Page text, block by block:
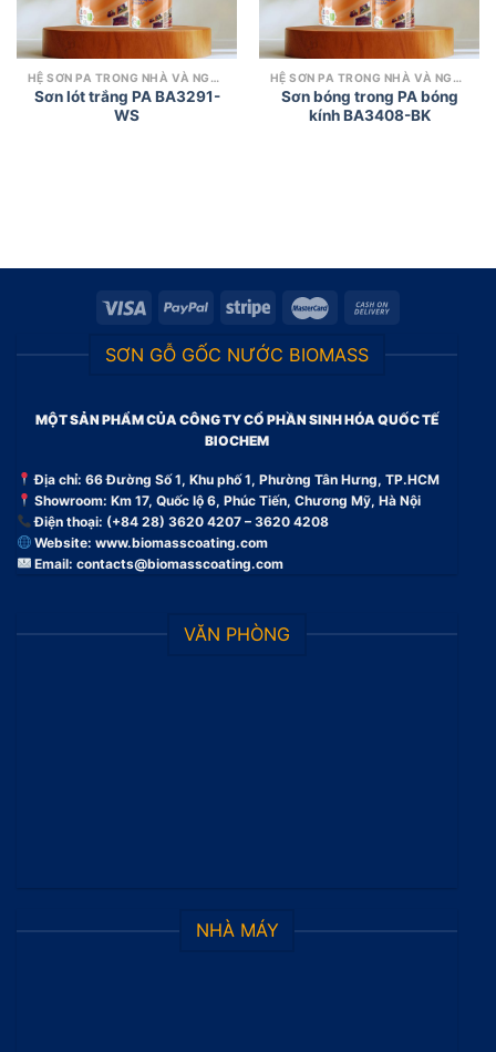
HỆ SƠN PA TRONG NHÀ VÀ NGOÀI TRỜI
Sơn lót trắng PA BA3291-
WS
HỆ SƠN PA TRONG NHÀ VÀ NGOÀI TRỜI
Sơn bóng trong PA bóng
kính BA3408-BK
SƠN GỖ GỐC NƯỚC BIOMASS
MỘT SẢN PHẨM CỦA CÔNG TY CỔ PHẦN SINH HÓA QUỐC TẾ
BIOCHEM
Địa chỉ: 66 Đường Số 1, Khu phố 1, Phường Tân Hưng, TP.HCM
Showroom: Km 17, Quốc lộ 6, Phúc Tiến, Chương Mỹ, Hà Nội
Điện thoại: (+84 28) 3620 4207 – 3620 4208
Website:www.biomasscoating.com
Email:contacts@biomasscoating.com
VĂN PHÒNG
NHÀ MÁY